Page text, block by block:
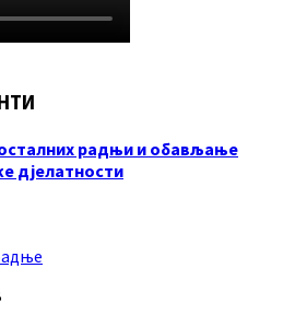
радњи и обављање
дјелатности